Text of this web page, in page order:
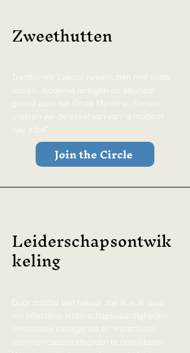
Zweethutten
Traditionele Lakota zweethutten met oude
lessen, moderne leringen en allemaal
geleid door het Grote Mysterie. Samen
creëren we de cirkel van van "a modern
day tribe".
Join the Circle
Leiderschapsontwik
keling
Door middel van natuur, stel ik je in staat
om effectieve leiderschapsvaardigheden,
emotionele intelligentie en impactvolle
communicatiestrategieën te ontwikkelen.